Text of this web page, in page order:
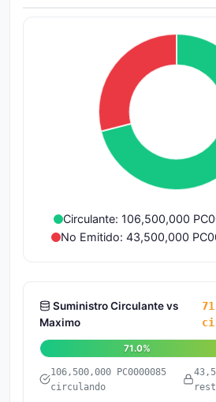
Circulante: 106,500,000
No Emitido: 43,500,000
Suministro Circulante vs
Maximo
71.0%
106,500,000 PC0000085
circulando